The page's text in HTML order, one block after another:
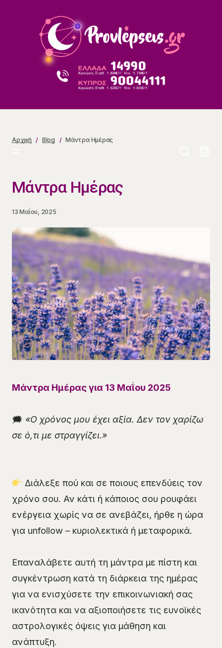
Αρχική Blog Μάντρα Ημέρας
Μάντρα Ημέρας
13 Μαΐου, 2025
Μάντρα Ημέρας για 13 Μαΐου 2025
🗯 «Ο χρόνος μου έχει αξία. Δεν τον χαρίζω
σε ό,τι με στραγγίζει.»
Διάλεξε πού και σε ποιους επενδύεις ​​τον
χρόνο σου. Αν κάτι ή κάποιος σου ρουφάει
ενέργεια χωρίς να σε ανεβάζει, ήρθε η ώρα
για unfollow – κυριολεκτικά ή μεταφορικά.
Επαναλάβετε αυτή τη μάντρα με πίστη και
συγκέντρωση κατά τη διάρκεια της ημέρας
για να ενισχύσετε την επικοινωνιακή σας
ικανότητα και να αξιοποιήσετε τις ευνοϊκές
αστρολογικές όψεις για μάθηση και
ανάπτυξη.